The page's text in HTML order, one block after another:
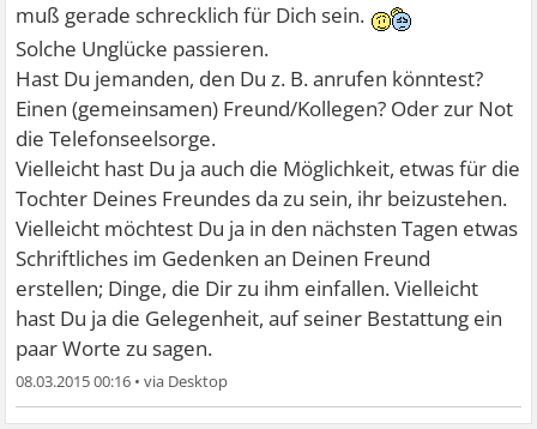
muß gerade schrecklich für Dich sein.
Solche Unglücke passieren.
Hast Du jemanden, den Du z. B. anrufen könntest?
Einen (gemeinsamen) Freund/Kollegen? Oder zur Not
die Telefonseelsorge.
Vielleicht hast Du ja auch die Möglichkeit, etwas für die
Tochter Deines Freundes da zu sein, ihr beizustehen.
Vielleicht möchtest Du ja in den nächsten Tagen etwas
Schriftliches im Gedenken an Deinen Freund
erstellen; Dinge, die Dir zu ihm einfallen. Vielleicht
hast Du ja die Gelegenheit, auf seiner Bestattung ein
paar Worte zu sagen.
08.03.2015 00:16 •